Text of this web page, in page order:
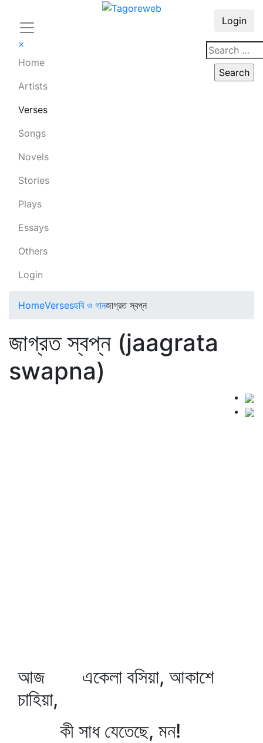
×
Home
Artists
Verses
Songs
Novels
Stories
Plays
Essays
Others
Login
Login
HomeVersesছবি ও গানজাগ্রত স্বপ্ন
জাগ্রত স্বপ্ন (jaagrata
swapna)
আজ একেলা বসিয়া, আকাশে
চাহিয়া,
কী সাধ যেতেছে, মন!